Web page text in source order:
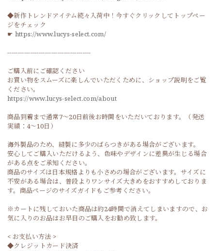
◆新作トレンドアイテム続々入荷中！今すぐクリックしてトップペー
ジをチェック
☛ https://www.lucys-select.com/
----------------------------------------
ご購入前にご確認ください
お買い物をスムーズに楽しんでいただくために、ショップ説明をご覧
ください。
https://www.lucys-select.com/about
商品到着まで通常7〜20日前後お時間をいただいております。（発送
実績：4〜10日）
海外製品のため、縫製に多少のばらつきがある場合がございます。
安心してご購入いただけるよう、色味やデザインに差異が生じる場合
がある点をご承知ください。
商品のサイズは日本規格よりも小さめの場合がございます。サイズに
不安がある場合は、普段よりワンサイズ大きめをおすすめしておりま
す。商品ページのサイズガイドもご参考ください。
※カートに残しておいた商品は約24時間で消えてしまいますので、お
気に入りのお品はお早目のご購入をお勧め致します。
< お支払い方法 >
◆クレジットカード決済